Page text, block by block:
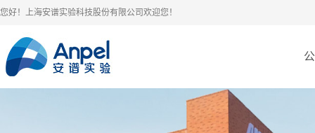
您好！上海安谱实验科技股份有限公司欢迎您！